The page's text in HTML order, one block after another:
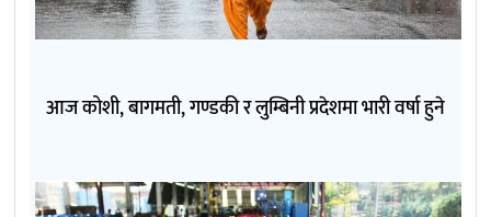
आज कोशी, बागमती, गण्डकी र लुम्बिनी प्रदेशमा भारी वर्षा हुने